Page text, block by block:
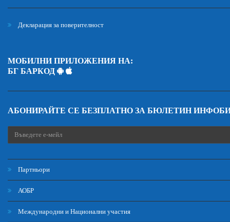
Декларация за поверителност
МОБИЛНИ ПРИЛОЖЕНИЯ НА:
БГ БАРКОД
АБОНИРАЙТЕ СЕ БЕЗПЛАТНО ЗА БЮЛЕТИН
Партньори
АОБР
Международни и Национални участия